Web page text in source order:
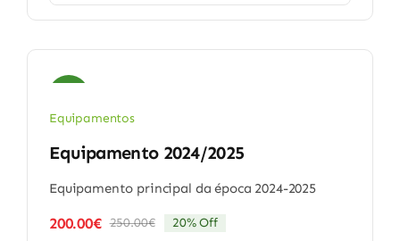
Equipamentos
Equipamento 2024/2025
Equipamento principal da época 2024-2025
250.00€O
200.00€
O
20% Off